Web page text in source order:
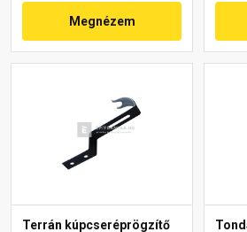
Megnézem
Terrán kúpcseréprögzítő